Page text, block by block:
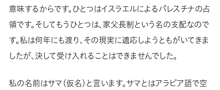
意味するからです。ひとつはイスラエルによるパレスチナの占
領です。そしてもうひとつは、家父長制という名の支配なので
す。私は何年にも渡り、その現実に適応しようともがいてきま
したが、決して受け入れることはできませんでした。
私の名前はサマ（仮名）と言います。サマとはアラビア語で空